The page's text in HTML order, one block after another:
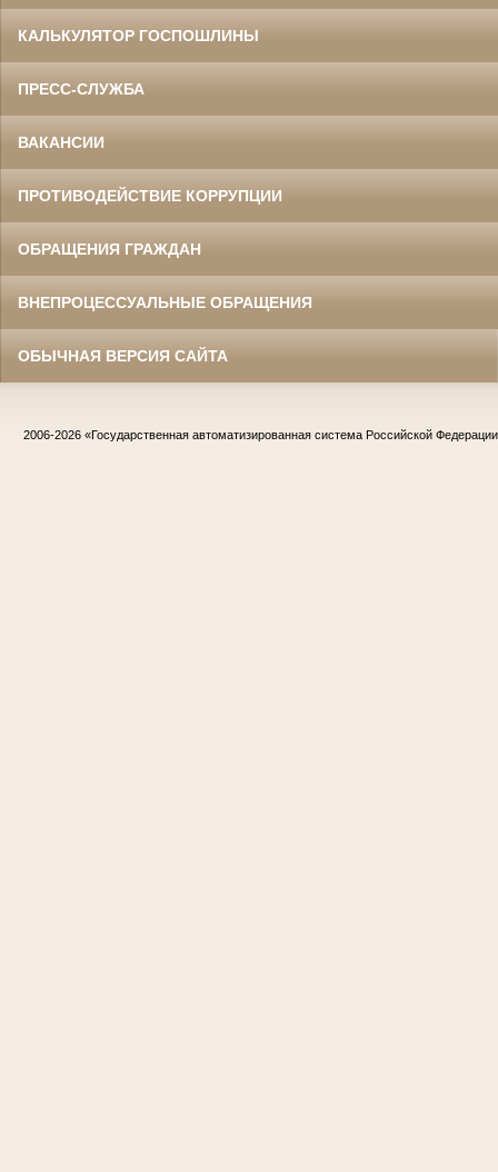
КАЛЬКУЛЯТОР ГОСПОШЛИНЫ
ПРЕСС-СЛУЖБА
ВАКАНСИИ
ПРОТИВОДЕЙСТВИЕ КОРРУПЦИИ
ОБРАЩЕНИЯ ГРАЖДАН
ВНЕПРОЦЕССУАЛЬНЫЕ ОБРАЩЕНИЯ
ОБЫЧНАЯ ВЕРСИЯ САЙТА
2006-2026 «Государственная автоматизированная система Российской